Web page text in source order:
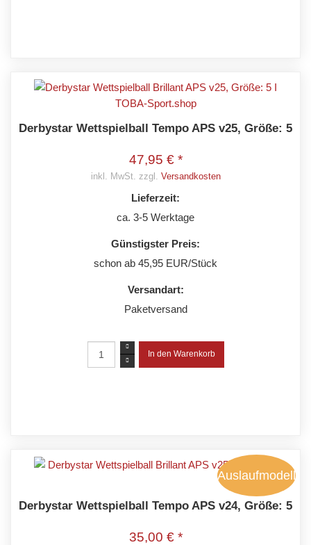
Derbystar Wettspielball Tempo APS v25, Größe: 5
47,95 € *
inkl. MwSt. zzgl. Versandkosten
Lieferzeit:
ca. 3-5 Werktage
Günstigster Preis:
schon ab 45,95 EUR/Stück
Versandart:
Paketversand
Auslaufmodell
Derbystar Wettspielball Tempo APS v24, Größe: 5
35,00 € *